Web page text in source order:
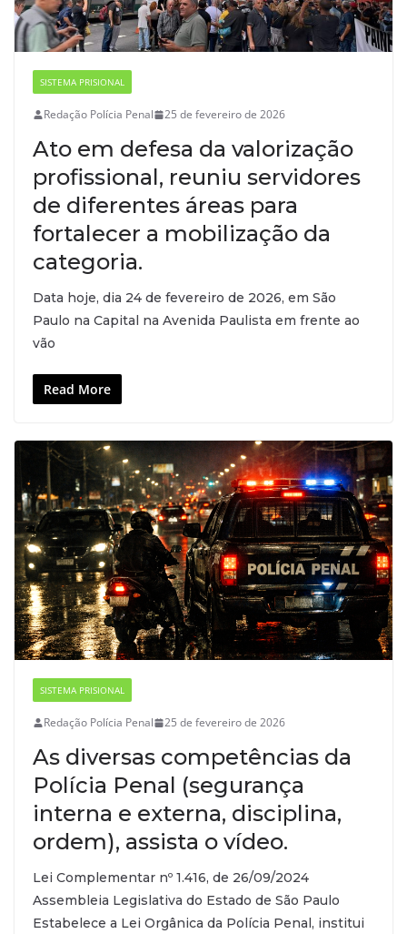
SISTEMA PRISIONAL
Redação Polícia Penal 25 de fevereiro de 2026
Ato em defesa da valorização
profissional, reuniu servidores
de diferentes áreas para
fortalecer a mobilização da
categoria.
Data hoje, dia 24 de fevereiro de 2026, em São
Paulo na Capital na Avenida Paulista em frente ao
vão
Read More
SISTEMA PRISIONAL
Redação Polícia Penal 25 de fevereiro de 2026
As diversas competências da
Polícia Penal (segurança
interna e externa, disciplina,
ordem), assista o vídeo.
Lei Complementar nº 1.416, de 26/09/2024
Assembleia Legislativa do Estado de São Paulo
Estabelece a Lei Orgânica da Polícia Penal, institui